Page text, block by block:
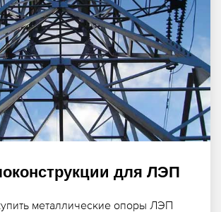
для ЛЭП
металлические опоры ЛЭП